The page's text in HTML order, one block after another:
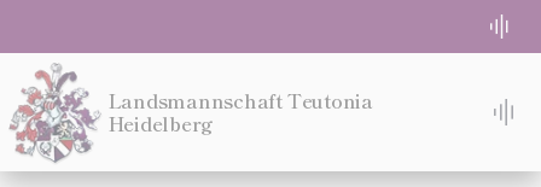
springen
WG-Zimmer frei
Absolute Beginner
Landsmannschaft Teutonia
Heidelberg
TACH!